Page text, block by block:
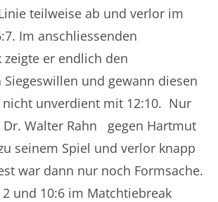
teilweise ab und verlor im
Im anschliessenden
er endlich den
und gewann diesen
nicht unverdient mit 12:10. Nur
Dr. Walter Rahn gegen Hartmut
seinem Spiel und verlor knapp
war dann nur noch Formsache.
2 und 10:6 im Matchtiebreak